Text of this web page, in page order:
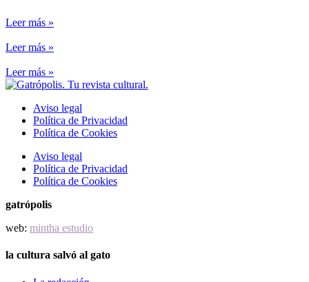
Leer más »
Leer más »
Leer más »
Aviso legal
Política de Privacidad
Política de Cookies
Aviso legal
Política de Privacidad
Política de Cookies
gatrópolis
web: mintha estudio
la cultura salvó al gato